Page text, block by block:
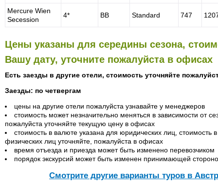
Mercure Wien
Secession
4* BB Standard 747
Цены указаны для середины сезона,
Вашу дату, уточните пожалуйста в офисах
Есть заезды в другие отели, стоимость уточняйте
Заезды: по четвергам
цены на другие отели пожалуйста узнавайте у менеджеров
стоимость может незначительно меняться в зависимости от
пожалуйста уточняйте текущую цену в офисах
стоимость в валюте указана для юридических лиц, стоимость
физических лиц уточняйте, пожалуйста в офисах
время отъезда и приезда может быть изменено перевозчиком
порядок экскурсий может быть изменен принимающей
Cмотрите другие варианты туров в